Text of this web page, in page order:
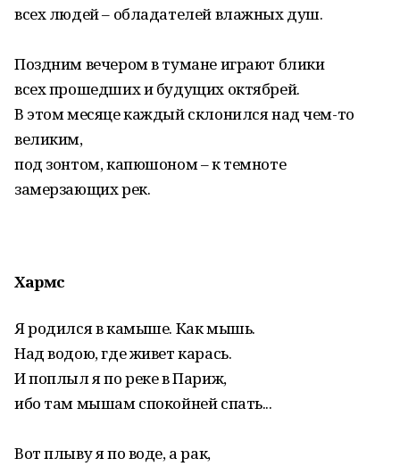
всех людей – обладателей влажных душ.
Поздним вечером в тумане играют блики
всех прошедших и будущих октябрей.
В этом месяце каждый склонился над чем-то
великим,
под зонтом, капюшоном – к темноте
замерзающих рек.
Хармс
Я родился в камыше. Как мышь.
Над водою, где живет карась.
И поплыл я по реке в Париж,
ибо там мышам спокойней спать...
Вот плыву я по воде, а рак,